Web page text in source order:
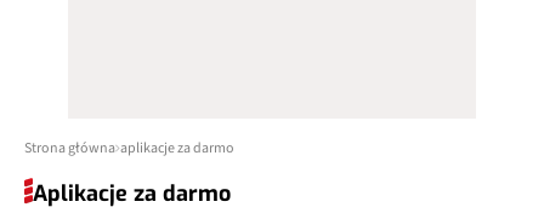
Strona główna aplikacje za darmo
Aplikacje za darmo